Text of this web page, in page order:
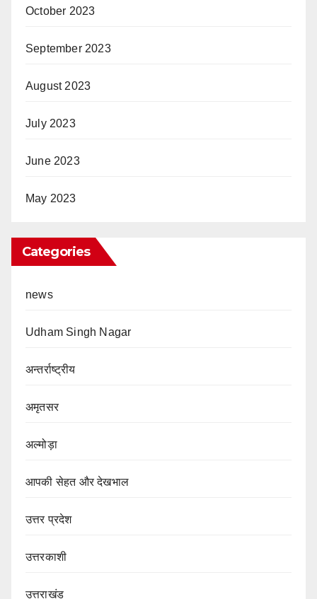
October 2023
September 2023
August 2023
July 2023
June 2023
May 2023
Categories
news
Udham Singh Nagar
अन्तर्राष्ट्रीय
अमृतसर
अल्मोड़ा
आपकी सेहत और देखभाल
उत्तर प्रदेश
उत्तरकाशी
उत्तराखंड